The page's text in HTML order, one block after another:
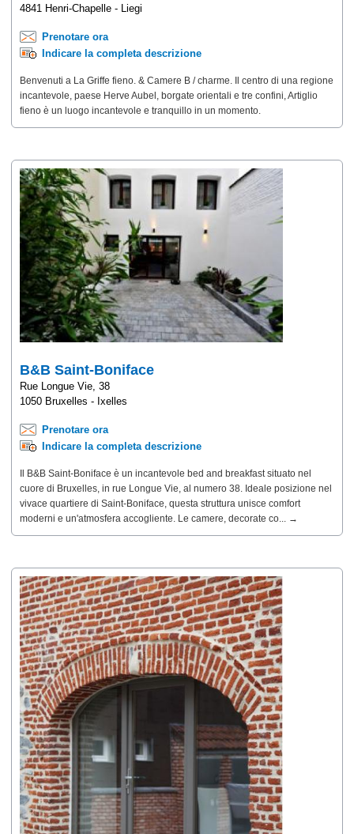
4841 Henri-Chapelle - Liegi
Prenotare ora
Indicare la completa descrizione
Benvenuti a La Griffe fieno. & Camere B / charme. Il centro di una regione
incantevole, paese Herve Aubel, borgate orientali e tre confini, Artiglio
fieno è un luogo incantevole e tranquillo in un momento.
B&B Saint-Boniface
Rue Longue Vie, 38
1050 Bruxelles - Ixelles
Prenotare ora
Indicare la completa descrizione
Il B&B Saint-Boniface è un incantevole bed and breakfast situato nel
cuore di Bruxelles, in rue Longue Vie, al numero 38. Ideale posizione nel
vivace quartiere di Saint-Boniface, questa struttura unisce comfort
moderni e un'atmosfera accogliente. Le camere, decorate co... →